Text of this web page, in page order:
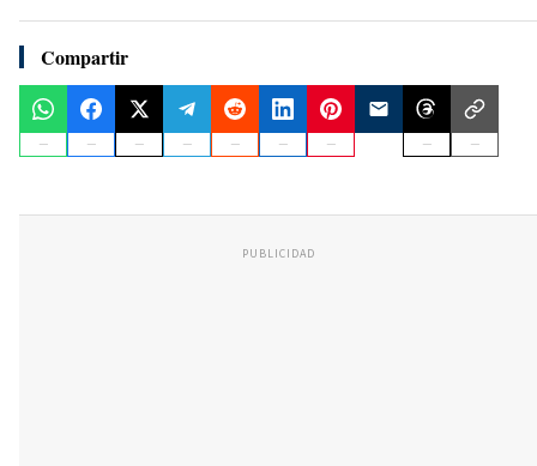
Compartir
PUBLICIDAD